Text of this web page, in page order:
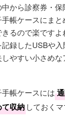
から診察券・
帳ケースにま
るので楽です
録したUSBや
やすい小さめ
帳ケースには
収納 しておく